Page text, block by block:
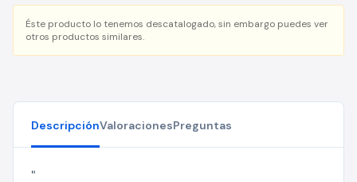
Éste producto lo tenemos descatalogado, sin embargo puedes ver
otros productos similares.
DescripciónValoracionesPreguntas
"